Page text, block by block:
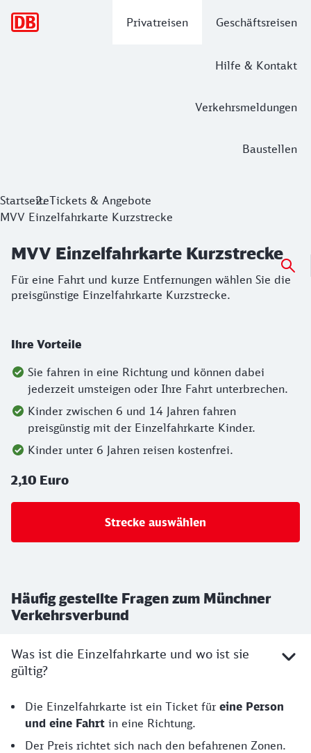
Privatreisen Geschäftsreisen
Hilfe & Kontakt
Verkehrsmeldungen
Baustellen
MVV Einzelfahrkarte Kurzstrecke
Für eine Fahrt und kurze Entfernungen wählen Sie die
StartseiteTickets & Angebote
MVV Einzelfahrkarte Kurzstrecke
MVV Einzelfahrkarte Kurzstrecke
Für eine Fahrt und kurze Entfernungen wählen Sie die
preisgünstige Einzelfahrkarte Kurzstrecke.
Ihre Vorteile
Sie fahren in eine Richtung und können dabei
jederzeit umsteigen oder Ihre Fahrt unterbrechen.
Kinder zwischen 6 und 14 Jahren fahren
preisgünstig mit der Einzelfahrkarte Kinder.
Kinder unter 6 Jahren reisen kostenfrei.
2,10 Euro
Strecke auswählen
Häufig gestellte Fragen zum Münchner
Verkehrsverbund
Was ist die Einzelfahrkarte und wo ist sie
gültig?
Die Einzelfahrkarte ist ein Ticket für eine Person
und eine Fahrt in eine Richtung.
Der Preis richtet sich nach den befahrenen Zonen.